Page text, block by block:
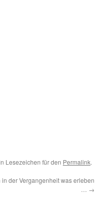
Lesezeichen für den Permalink.
der Vergangenheit was erleben
→